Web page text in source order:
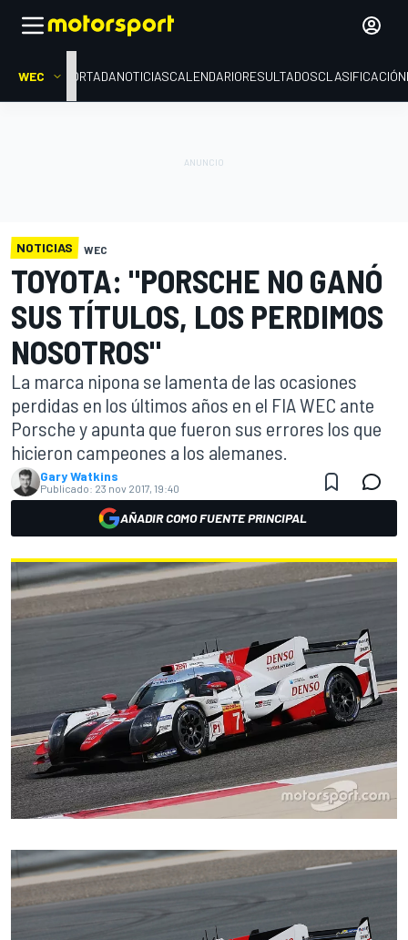
WEC PORTADANOTICIASCALENDARIORESULTADOSCLASIFICACIÓN
NOTICIAS WEC
TOYOTA: "PORSCHE NO GANÓ
SUS TÍTULOS, LOS PERDIMOS
NOSOTROS"
La marca nipona se lamenta de las ocasiones
perdidas en los últimos años en el FIA WEC ante
Porsche y apunta que fueron sus errores los que
hicieron campeones a los alemanes.
Gary Watkins
Publicado: 23 nov 2017, 19:40
AÑADIR COMO FUENTE PRINCIPAL